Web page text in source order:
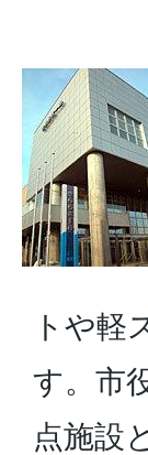
トや軽
す。市
点施設